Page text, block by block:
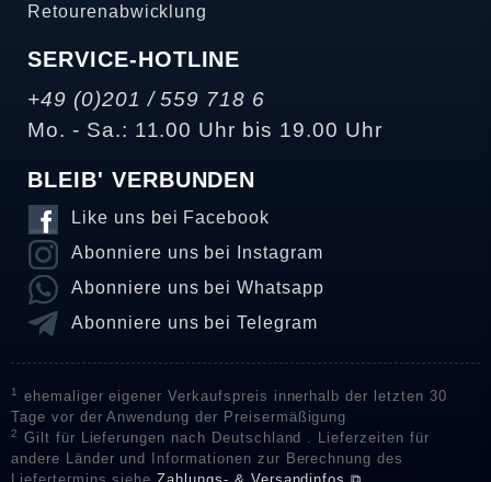
Retourenabwicklung
SERVICE-HOTLINE
+49 (0)201 / 559 718 6
Mo. - Sa.: 11.00 Uhr bis 19.00 Uhr
BLEIB' VERBUNDEN
Like uns bei Facebook
Abonniere uns bei Instagram
Abonniere uns bei Whatsapp
Abonniere uns bei Telegram
1
ehemaliger eigener Verkaufspreis innerhalb der letzten 30
Tage vor der Anwendung der Preisermäßigung
2
Gilt für Lieferungen nach Deutschland . Lieferzeiten für
andere Länder und Informationen zur Berechnung des